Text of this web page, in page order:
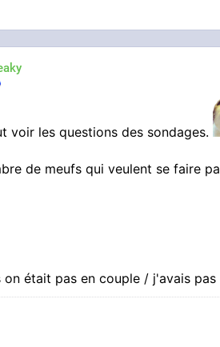
voir les questions des sondages.
de meufs qui veulent se faire
on était pas en couple / j'avais